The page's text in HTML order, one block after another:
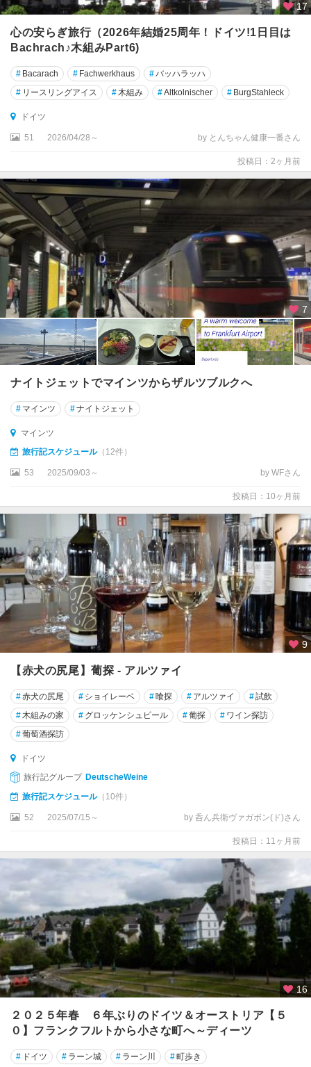
★
ロ
マ
チ
ッ
ク
街
道
★
ロ
ー
テ
ン
ブ
ル
ク
ア
イ
ゼ
ナ
ッ
ウ
ク
ス
ア
シ
ャ
ッ
フ
ェ
ブ
ア
ル
ス
フ
ェ
ル
ア
バ
ハ
ア
ー
ヘ
ン
イ
ナ
イ
17
心の安らぎ旅行（2026年結婚25周年！ドイツ!1日目は
Bachrach♪木組みPart6)
# Bacarach # Fachwerkhaus #バッハラッハ
# リースリングアイス #木組み #Altkolnischer # BurgStahleck
ドイツ
51 2026/04/28～ by とんちゃん健康一番さん
投稿日：2ヶ月前
7
ナイトジェットでマインツからザルツブルクへ
# マインツ #ナイトジェット
マインツ
旅行記スケジュール（12件）
53 2025/09/03～ by WFさん
投稿日：10ヶ月前
9
【赤犬の尻尾】葡探 - アルツァイ
#赤犬の尻尾 # ショイレーベ #喰探 # アルツァイ #試飲
#木組みの家 # グロッケンシュピール #葡探 # ワイン探訪
#葡萄酒探訪
ドイツ
旅行記グループ DeutscheWeine
旅行記スケジュール（10件）
52 2025/07/15～ by 呑ん兵衛ヴァガボン(ド)さん
投稿日：11ヶ月前
16
２０２５年春 ６年ぶりのドイツ＆オーストリア【５
０】フランクフルトから小さな町へ～ディーツ
# ドイツ # ラーン城 # ラーン川 #町歩き